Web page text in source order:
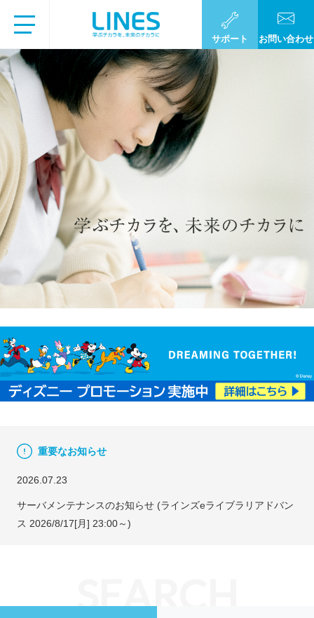
サポート お問い合わせ
重要なお知らせ
2026.07.23
サーバメンテナンスのお知らせ (ラインズeライブラリアドバン
ス 2026/8/17[月] 23:00～)
SEARCH